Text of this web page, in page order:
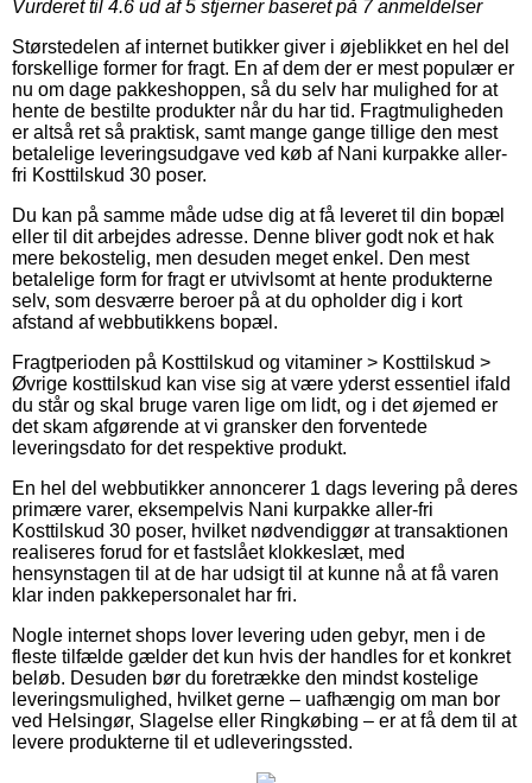
Vurderet til 4.6 ud af 5 stjerner baseret på 7 anmeldelser
Størstedelen af internet butikker giver i øjeblikket en hel del
forskellige former for fragt. En af dem der er mest populær er
nu om dage pakkeshoppen, så du selv har mulighed for at
hente de bestilte produkter når du har tid. Fragtmuligheden
er altså ret så praktisk, samt mange gange tillige den mest
betalelige leveringsudgave ved køb af Nani kurpakke aller-
fri Kosttilskud 30 poser.
Du kan på samme måde udse dig at få leveret til din bopæl
eller til dit arbejdes adresse. Denne bliver godt nok et hak
mere bekostelig, men desuden meget enkel. Den mest
betalelige form for fragt er utvivlsomt at hente produkterne
selv, som desværre beroer på at du opholder dig i kort
afstand af webbutikkens bopæl.
Fragtperioden på Kosttilskud og vitaminer > Kosttilskud >
Øvrige kosttilskud kan vise sig at være yderst essentiel ifald
du står og skal bruge varen lige om lidt, og i det øjemed er
det skam afgørende at vi gransker den forventede
leveringsdato for det respektive produkt.
En hel del webbutikker annoncerer 1 dags levering på deres
primære varer, eksempelvis Nani kurpakke aller-fri
Kosttilskud 30 poser, hvilket nødvendiggør at transaktionen
realiseres forud for et fastslået klokkeslæt, med
hensynstagen til at de har udsigt til at kunne nå at få varen
klar inden pakkepersonalet har fri.
Nogle internet shops lover levering uden gebyr, men i de
fleste tilfælde gælder det kun hvis der handles for et konkret
beløb. Desuden bør du foretrække den mindst kostelige
leveringsmulighed, hvilket gerne – uafhængig om man bor
ved Helsingør, Slagelse eller Ringkøbing – er at få dem til at
levere produkterne til et udleveringssted.